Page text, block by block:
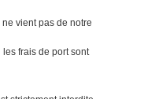
vient pas de notre
frais de port sont